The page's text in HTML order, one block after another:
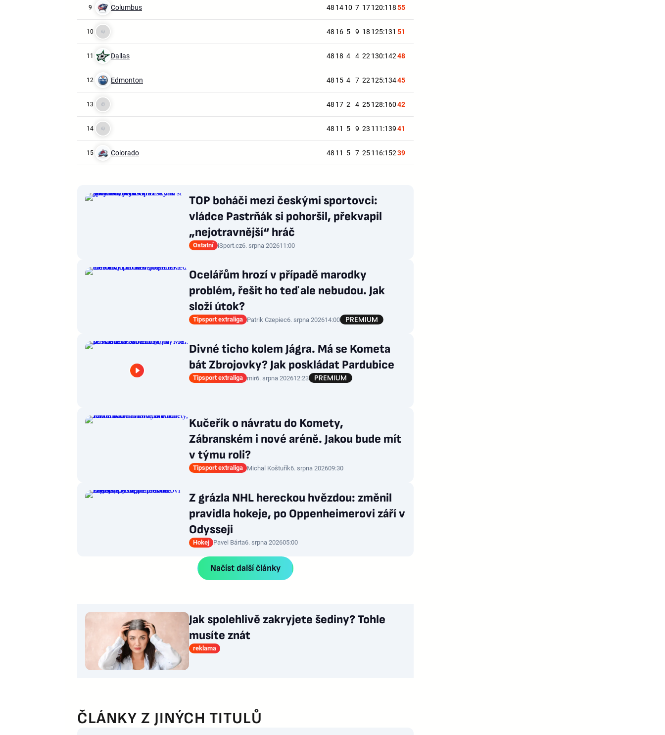
9 Columbus 48 1410 7 17120:11855
10 48 16 5 9 18 125:131 51
11 Dallas 48 18 4 4 22 130:14248
12 Edmonton 48 15 4 7 22 125:13445
13 48 17 2 4 25128:16042
14 48 11 5 9 23 111:13941
15 Colorado 48 11 5 7 25116:15239
TOP boháči mezi českými sportovci:
vládce Pastrňák si pohoršil, překvapil
„nejotravnější“ hráč
Ostatní iSport.cz6. srpna 202611:00
Ocelářům hrozí v případě marodky
problém, řešit ho teď ale nebudou. Jak
složí útok?
Tipsport extraliga Patrik Czepiec6. srpna 202614:00
Divné ticho kolem Jágra. Má se Kometa
bát Zbrojovky? Jak poskládat Pardubice
Tipsport extraliga mir6. srpna 202612:23
Kučeřík o návratu do Komety,
Zábranském i nové aréně. Jakou bude mít
v týmu roli?
Tipsport extraliga Michal Koštuřík6. srpna 202609:30
Z grázla NHL hereckou hvězdou: změnil
pravidla hokeje, po Oppenheimerovi září v
Odysseji
Hokej Pavel Bárta6. srpna 202605:00
Načíst další články
Jak spolehlivě zakryjete šediny? Tohle
musíte znát
reklama
ČLÁNKY Z JINÝCH TITULŮ